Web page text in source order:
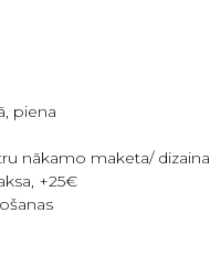
piena
nākamo maketa/ dizaina
+25€